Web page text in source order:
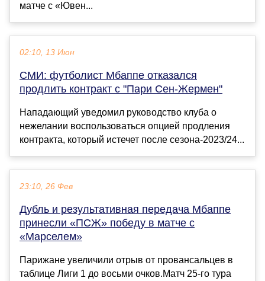
матче с «Ювен...
02:10, 13 Июн
СМИ: футболист Мбаппе отказался
продлить контракт с "Пари Сен-Жермен"
Нападающий уведомил руководство клуба о
нежелании воспользоваться опцией продления
контракта, который истечет после сезона-2023/24...
23:10, 26 Фев
Дубль и результативная передача Мбаппе
принесли «ПСЖ» победу в матче с
«Марселем»
Парижане увеличили отрыв от провансальцев в
таблице Лиги 1 до восьми очков.Матч 25-го тура